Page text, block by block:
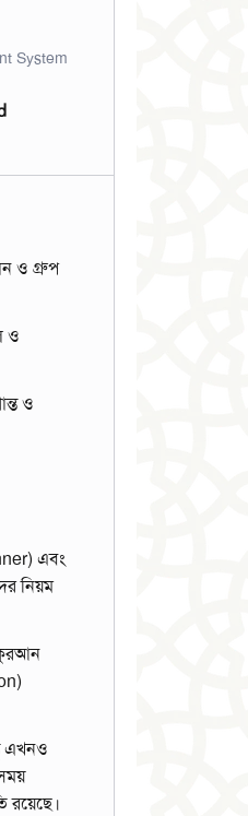
System
ও গ্রুপ
ও
ও
এবং
নিয়ম
কুরআন
এখনও
রয়েছে।